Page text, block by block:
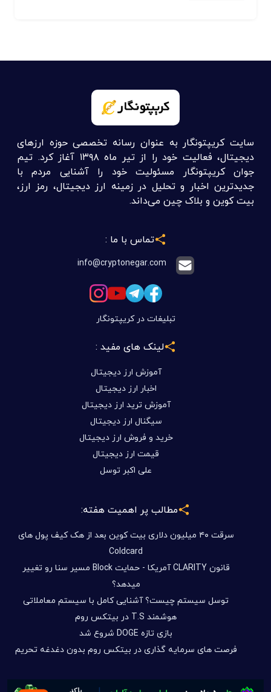
سایت کریپتونگار به عنوان رسانه تخصصی حوزه ارزهای
دیجیتال، فعالیت خود را از تیر ماه ۱۳۹۸ آغاز کرد. تیم
جوان کریپتونگار مسئولیت خود را آشنایی مردم با
جدیدترین اخبار و تحلیل در زمینه ارز دیجیتال، رمز ارز،
بیت کوین و بلاک چین می‌داند.
تماس با ما :
info@cryptonegar.com
تبلیغات در کریپتونگار
لینک های مفید :
آموزش ارز دیجیتال
اخبار ارز دیجیتال
آموزش ترید ارز دیجیتال
سیگنال ارز دیجیتال
خرید و فروش ارز دیجیتال
قیمت ارز دیجیتال
علی اکبر توسل
مطالب پر اهمیت هفته:
سرقت ۴۰ میلیون دلاری بیت کوین بعد از هک کیف پول های
Coldcard
قانون CLARITY آمریکا - حمایت Block مسیر سنا رو تغییر
میدهد؟
توسل سیستم چیست؟ آشنایی کامل با سیستم معاملاتی
هوشمند T.S در بیتکس روم
بازی تازه DOGE شروع شد
فرصت های سرمایه گذاری در بیتکس روم بدون دغدغه تحریم